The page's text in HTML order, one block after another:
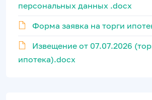
персональных данных .docx
Форма заявка на торги
Извещение от 07.07.2026
ипотека).docx